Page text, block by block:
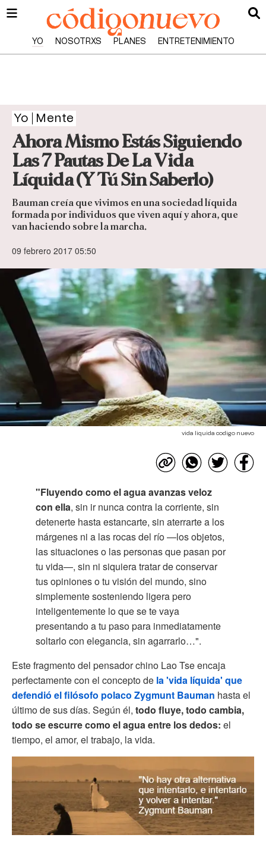
YO NOSOTRXS PLANES ENTRETENIMIENTO
Yo Mente
Ahora Mismo Estás Siguiendo
Las 7 Pautas De La Vida
Líquida (Y Tú Sin Saberlo)
Bauman creía que vivimos en una sociedad líquida
formada por individuos que viven aquí y ahora, que
van haciendo sobre la marcha.
09 febrero 2017 05:50
vida liquida codigo nuevo
"Fluyendo como el agua avanzas veloz
con ella, sin ir nunca contra la corriente, sin
detenerte hasta estancarte, sin aterrarte a los
márgenes ni a las rocas del río —los objetos,
las situaciones o las personas que pasan por
tu vida—, sin ni siquiera tratar de conservar
tus opiniones o tu visión del mundo, sino
simplemente sosteniendo ligera pero
inteligentemente lo que se te vaya
presentando a tu paso para inmediatamente
soltarlo con elegancia, sin agarrarlo…".
Este fragmento del pensador chino Lao Tse encaja
perfectamente con el concepto de la 'vida líquida' que
defendió el filósofo polaco Zygmunt Bauman hasta el
último de sus días. Según él, todo fluye, todo cambia,
todo se escurre como el agua entre los dedos: el
tiempo, el amor, el trabajo, la vida.